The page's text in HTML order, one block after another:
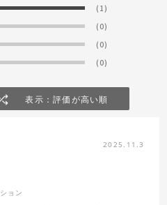
(1)
(0)
(0)
(0)
表示：評価が高い順
2025.11.3
ョン